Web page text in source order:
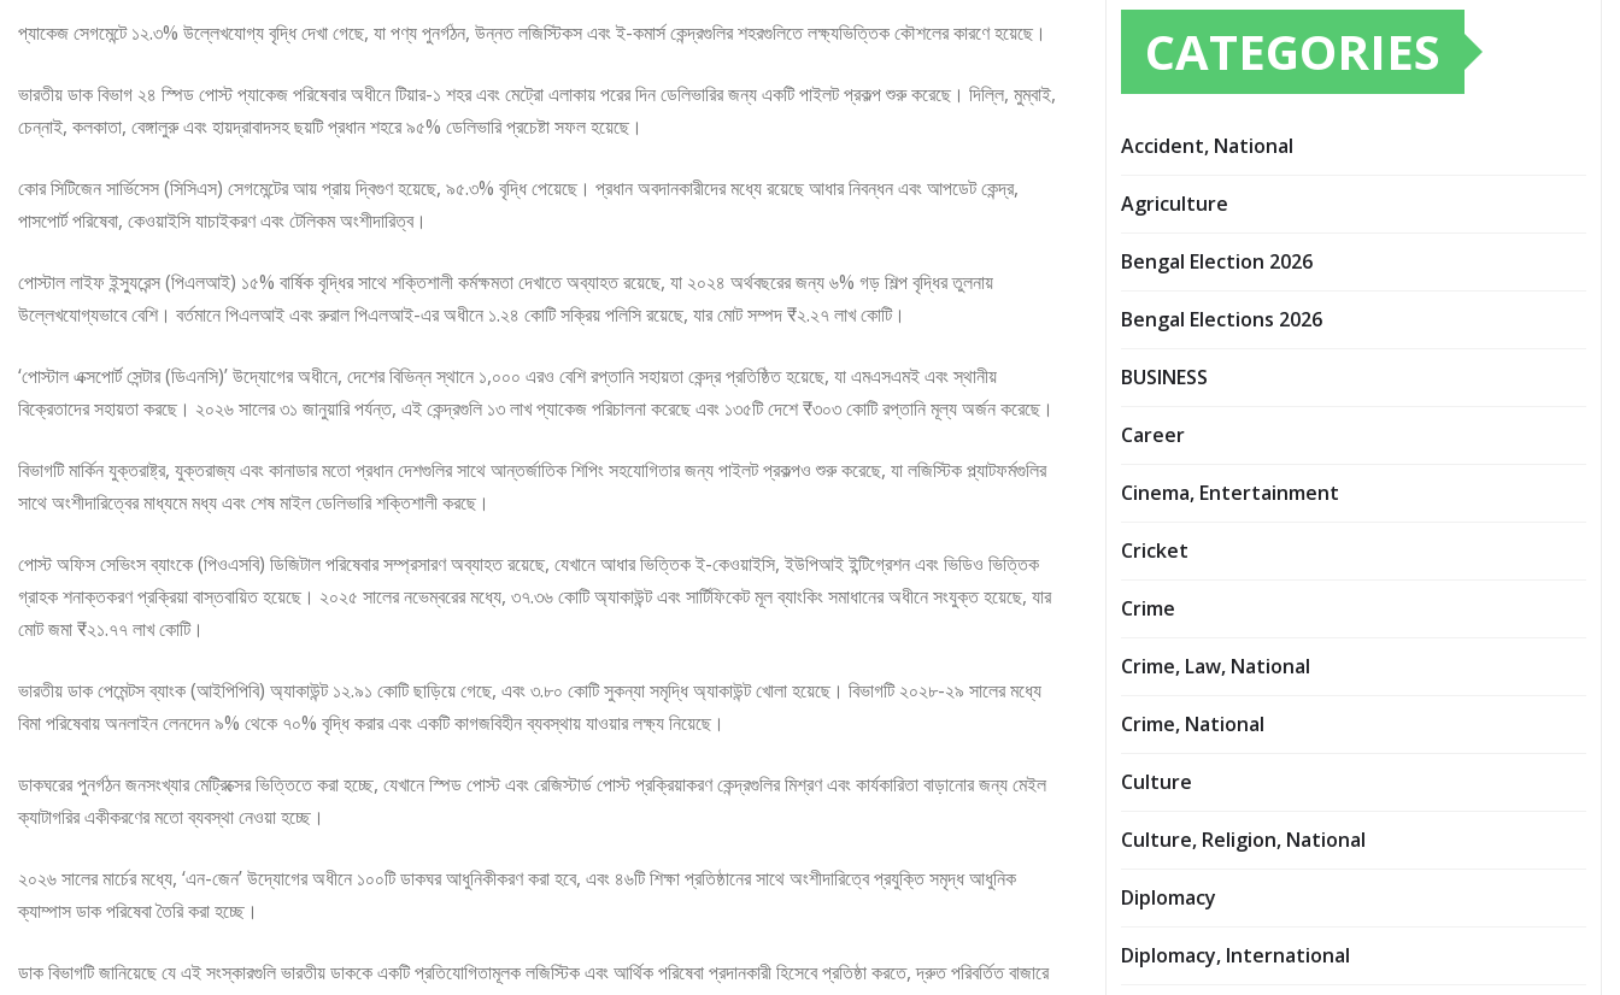
প্যাকেজ সেগমেন্টে ১২.৩% উল্লেখযোগ্য বৃদ্ধি দেখা গেছে, যা পণ্য পুনর্গঠন, উন্নত লজিস্টিকস এবং ই-কমার্স কেন্দ্রগুলির শহরগুলিতে লক্ষ্যভিত্তিক কৌশলের কারণে হয়েছে।
ভারতীয় ডাক বিভাগ ২৪ স্পিড পোস্ট প্যাকেজ পরিষেবার অধীনে টিয়ার-১ শহর এবং মেট্রো এলাকায় পরের দিন ডেলিভারির জন্য একটি পাইলট প্রকল্প শুরু করেছে। দিল্লি, মুম্বাই,
চেন্নাই, কলকাতা, বেঙ্গালুরু এবং হায়দ্রাবাদসহ ছয়টি প্রধান শহরে ৯৫% ডেলিভারি প্রচেষ্টা সফল হয়েছে।
কোর সিটিজেন সার্ভিসেস (সিসিএস) সেগমেন্টের আয় প্রায় দ্বিগুণ হয়েছে, ৯৫.৩% বৃদ্ধি পেয়েছে। প্রধান অবদানকারীদের মধ্যে রয়েছে আধার নিবন্ধন এবং আপডেট কেন্দ্র,
পাসপোর্ট পরিষেবা, কেওয়াইসি যাচাইকরণ এবং টেলিকম অংশীদারিত্ব।
পোস্টাল লাইফ ইন্স্যুরেন্স (পিএলআই) ১৫% বার্ষিক বৃদ্ধির সাথে শক্তিশালী কর্মক্ষমতা দেখাতে অব্যাহত রয়েছে, যা ২০২৪ অর্থবছরের জন্য ৬% গড় শিল্প বৃদ্ধির তুলনায়
উল্লেখযোগ্যভাবে বেশি। বর্তমানে পিএলআই এবং রুরাল পিএলআই-এর অধীনে ১.২৪ কোটি সক্রিয় পলিসি রয়েছে, যার মোট সম্পদ ₹২.২৭ লাখ কোটি।
‘পোস্টাল এক্সপোর্ট সেন্টার (ডিএনসি)’ উদ্যোগের অধীনে, দেশের বিভিন্ন স্থানে ১,০০০ এরও বেশি রপ্তানি সহায়তা কেন্দ্র প্রতিষ্ঠিত হয়েছে, যা এমএসএমই এবং স্থানীয়
বিক্রেতাদের সহায়তা করছে। ২০২৬ সালের ৩১ জানুয়ারি পর্যন্ত, এই কেন্দ্রগুলি ১৩ লাখ প্যাকেজ পরিচালনা করেছে এবং ১৩৫টি দেশে ₹৩০৩ কোটি রপ্তানি মূল্য অর্জন করেছে।
বিভাগটি মার্কিন যুক্তরাষ্ট্র, যুক্তরাজ্য এবং কানাডার মতো প্রধান দেশগুলির সাথে আন্তর্জাতিক শিপিং সহযোগিতার জন্য পাইলট প্রকল্পও শুরু করেছে, যা লজিস্টিক প্ল্যাটফর্মগুলির
সাথে অংশীদারিত্বের মাধ্যমে মধ্য এবং শেষ মাইল ডেলিভারি শক্তিশালী করছে।
পোস্ট অফিস সেভিংস ব্যাংকে (পিওএসবি) ডিজিটাল পরিষেবার সম্প্রসারণ অব্যাহত রয়েছে, যেখানে আধার ভিত্তিক ই-কেওয়াইসি, ইউপিআই ইন্টিগ্রেশন এবং ভিডিও ভিত্তিক
গ্রাহক শনাক্তকরণ প্রক্রিয়া বাস্তবায়িত হয়েছে। ২০২৫ সালের নভেম্বরের মধ্যে, ৩৭.৩৬ কোটি অ্যাকাউন্ট এবং সার্টিফিকেট মূল ব্যাংকিং সমাধানের অধীনে সংযুক্ত হয়েছে, যার
মোট জমা ₹২১.৭৭ লাখ কোটি।
ভারতীয় ডাক পেমেন্টস ব্যাংক (আইপিপিবি) অ্যাকাউন্ট ১২.৯১ কোটি ছাড়িয়ে গেছে, এবং ৩.৮০ কোটি সুকন্যা সমৃদ্ধি অ্যাকাউন্ট খোলা হয়েছে। বিভাগটি ২০২৮-২৯ সালের মধ্যে
বিমা পরিষেবায় অনলাইন লেনদেন ৯% থেকে ৭০% বৃদ্ধি করার এবং একটি কাগজবিহীন ব্যবস্থায় যাওয়ার লক্ষ্য নিয়েছে।
ডাকঘরের পুনর্গঠন জনসংখ্যার মেট্রিক্সের ভিত্তিতে করা হচ্ছে, যেখানে স্পিড পোস্ট এবং রেজিস্টার্ড পোস্ট প্রক্রিয়াকরণ কেন্দ্রগুলির মিশ্রণ এবং কার্যকারিতা বাড়ানোর জন্য মেইল
ক্যাটাগরির একীকরণের মতো ব্যবস্থা নেওয়া হচ্ছে।
২০২৬ সালের মার্চের মধ্যে, ‘এন-জেন’ উদ্যোগের অধীনে ১০০টি ডাকঘর আধুনিকীকরণ করা হবে, এবং ৪৬টি শিক্ষা প্রতিষ্ঠানের সাথে অংশীদারিত্বে প্রযুক্তি সমৃদ্ধ আধুনিক
ক্যাম্পাস ডাক পরিষেবা তৈরি করা হচ্ছে।
ডাক বিভাগটি জানিয়েছে যে এই সংস্কারগুলি ভারতীয় ডাককে একটি প্রতিযোগিতামূলক লজিস্টিক এবং আর্থিক পরিষেবা প্রদানকারী হিসেবে প্রতিষ্ঠা করতে, দ্রুত পরিবর্তিত বাজারে
CATEGORIES
Accident, National
Agriculture
Bengal Election 2026
Bengal Elections 2026
BUSINESS
Career
Cinema, Entertainment
Cricket
Crime
Crime, Law, National
Crime, National
Culture
Culture, Religion, National
Diplomacy
Diplomacy, International